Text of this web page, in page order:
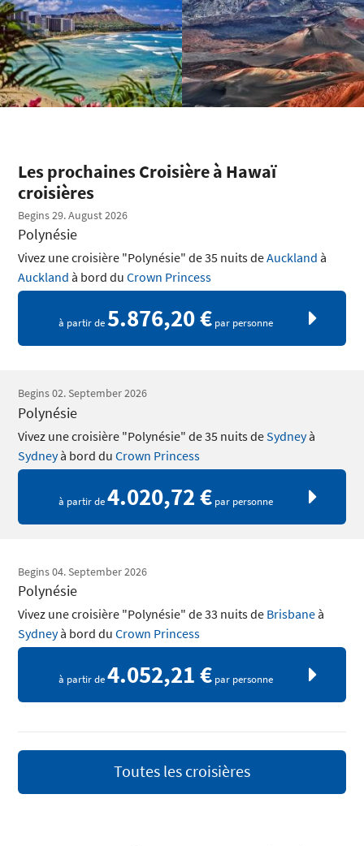
Les prochaines Croisière à Hawaï
croisières
Begins 29. August 2026
Polynésie
Vivez une croisière "Polynésie" de 35 nuits deAuckland à
Auckland à bord duCrown Princess
à partir de5.876,20 €par personne
Begins 02. September 2026
Polynésie
Vivez une croisière "Polynésie" de 35 nuits deSydneyà
Sydneyà bord duCrown Princess
à partir de4.020,72 €par personne
Begins 04. September 2026
Polynésie
Vivez une croisière "Polynésie" de 33 nuits de Brisbaneà
Sydneyà bord duCrown Princess
à partir de4.052,21 €par personne
Toutes les croisières